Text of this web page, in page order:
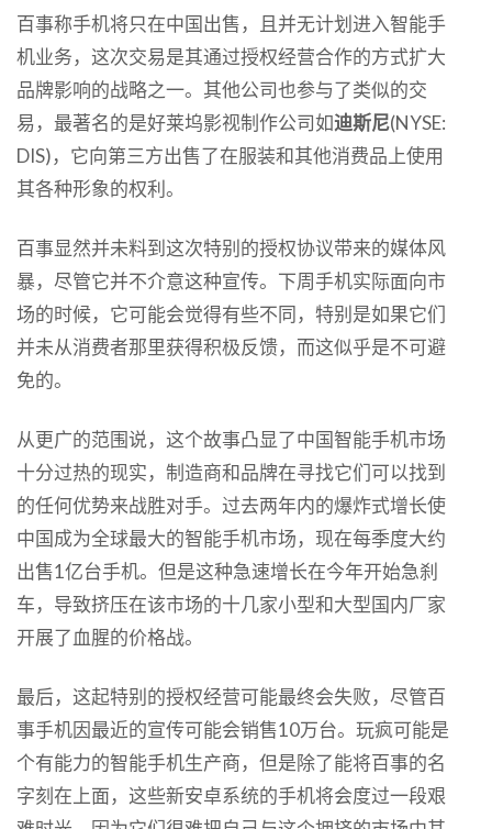
百事称手机将只在中国出售，且并无计划进入智能手
机业务，这次交易是其通过授权经营合作的方式扩大
品牌影响的战略之一。其他公司也参与了类似的交
易，最著名的是好莱坞影视制作公司如迪斯尼(NYSE:
DIS)，它向第三方出售了在服装和其他消费品上使用
其各种形象的权利。
百事显然并未料到这次特别的授权协议带来的媒体风
暴，尽管它并不介意这种宣传。下周手机实际面向市
场的时候，它可能会觉得有些不同，特别是如果它们
并未从消费者那里获得积极反馈，而这似乎是不可避
免的。
从更广的范围说，这个故事凸显了中国智能手机市场
十分过热的现实，制造商和品牌在寻找它们可以找到
的任何优势来战胜对手。过去两年内的爆炸式增长使
中国成为全球最大的智能手机市场，现在每季度大约
出售1亿台手机。但是这种急速增长在今年开始急刹
车，导致挤压在该市场的十几家小型和大型国内厂家
开展了血腥的价格战。
最后，这起特别的授权经营可能最终会失败，尽管百
事手机因最近的宣传可能会销售10万台。玩疯可能是
个有能力的智能手机生产商，但是除了能将百事的名
字刻在上面，这些新安卓系统的手机将会度过一段艰